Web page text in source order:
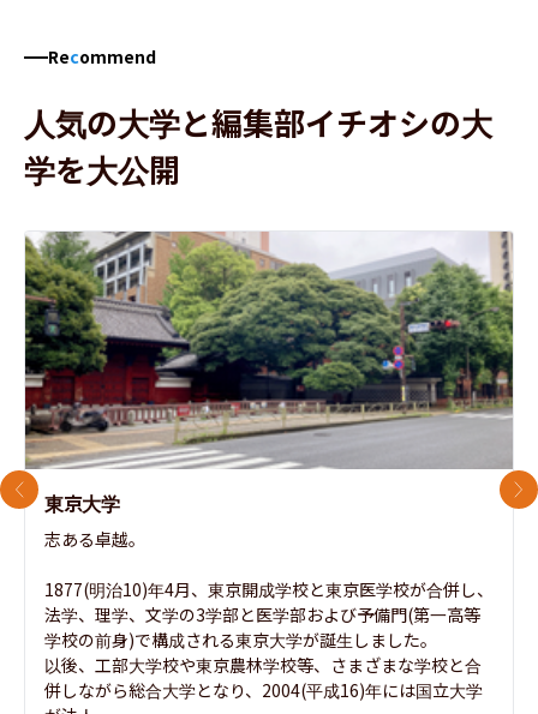
Recommend
人気の大学と編集部イチオシの大
学を大公開
東京大学
志ある卓越。
1877(明治10)年4月、東京開成学校と東京医学校が合併し、
法学、理学、文学の3学部と医学部および予備門(第一高等
学校の前身)で構成される東京大学が誕生しました。
以後、工部大学校や東京農林学校等、さまざまな学校と合
併しながら総合大学となり、2004(平成16)年には国立大学
前のスライド 次